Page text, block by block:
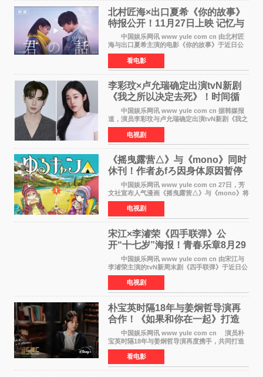
北村匠海×出口夏希《你的故事》
特报公开！11月27日上映 记忆与
初恋的奇幻交织
中国娱乐网讯 www yule com cn 由北村匠
海与出口夏希主演的电影《你的故事》于近日公
开特报影像，正式定档11月27日上映。 本片
改编自三秋缒同名小说，编剧由曾执笔《孤独摇
滚！》的吉田惠
看电影
李彩玟×卢允瑞确定出演tvN新剧
《我之所以决定去死》！时间循
环青春爱情来袭
中国娱乐网讯 www yule com cn 据韩媒报
道，演员李彩玟与卢允瑞确定出演tvN新剧《我之
所以决定去死》，分别担任男女主角。该剧预计
将于明年播出，引发观众期待。 本剧改编自
NAVER同名人气
电视剧
《摇曳露营△》与《mono》同时
休刊！作者あfろ因身体原因暂停
双连载
中国娱乐网讯 www yule com cn 27日，芳
文社宣布人气漫画《摇曳露营△》与《mono》将
暂停连载一段时间，原因是漫画家あfろ身体状况
不佳。 编辑部表示：一直承蒙各位对
《mono》的喜爱，
电视剧
宋江×李濬荣《四手联弹》公
开“十七岁”海报！青春乐章8月29
日奏响
中国娱乐网讯 www yule com cn 由宋江与
李濬荣主演的tvN新周末剧《四手联弹》于近日公
开十七岁版海报，以充满青春气息的画面再度点
燃观众期待。 海报中，宋江与李濬荣并肩站
在音乐教室的
电视剧
朴宝英时隔18年与姜炯哲导演再
合作！《如果和你在一起》打造
奇幻浪漫喜剧
中国娱乐网讯 www yule com cn 演员朴
宝英时隔18年与姜炯哲导演再度携手，共同打造
备受期待的浪漫喜剧新作《如果和你在一起》
（暂定名）。据OSEN报道，朴宝英将出演该片
女主角，自2008年《
看电影